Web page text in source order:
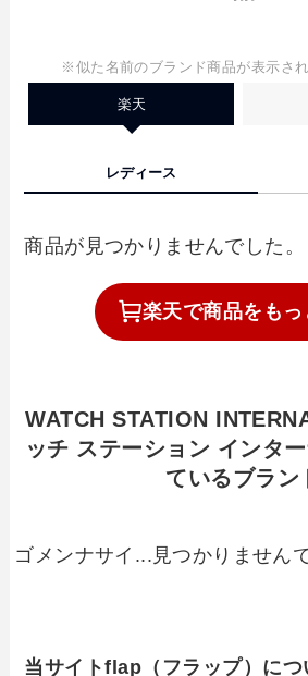
※似た名前のブランド商品が表示さ
楽天
レディース
商品が見つかりませんでした。
楽天で商品を も
WATCH STATION
ッチ ステーション インタ
ているブラン
ゴメンナサイ...見つかりません
当サイトflap（フラップ）につ